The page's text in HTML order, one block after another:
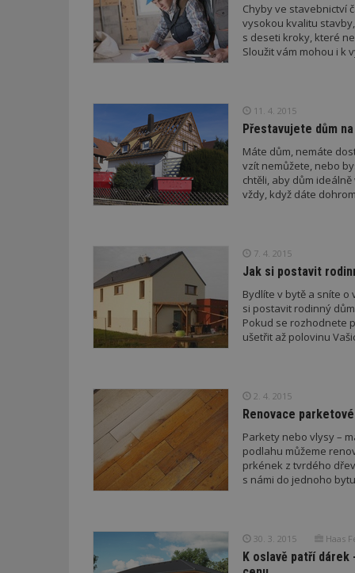
Chyby ve stavebnictví
vysokou kvalitu
s deseti kroky, které
Sloužit vám mohou i k
11. 4. 2015
Přestavujete dům
Máte dům, nemáte
vzít nemůžete, nebo
chtěli, aby dům
vždy, když dáte
7. 4. 2015
Jak si postavit
Bydlíte v bytě a sníte
si postavit rodinný
Pokud se rozhodnete
ušetřit až polovinu
2. 4. 2015
Renovace
Parkety nebo vlysy –
podlahu můžeme
prkének z tvrdého
s námi do jednoho
30. 3. 2015 Haas
K oslavě patří dárek
_hjFirstSeen
counter
__gfp_64b
Název
/
_gid
Google
LLC
.estav.cz
Název
CMID
uid
id
test
mobile
Název
Gdyn
_hjSession_170189
Gtest
cct